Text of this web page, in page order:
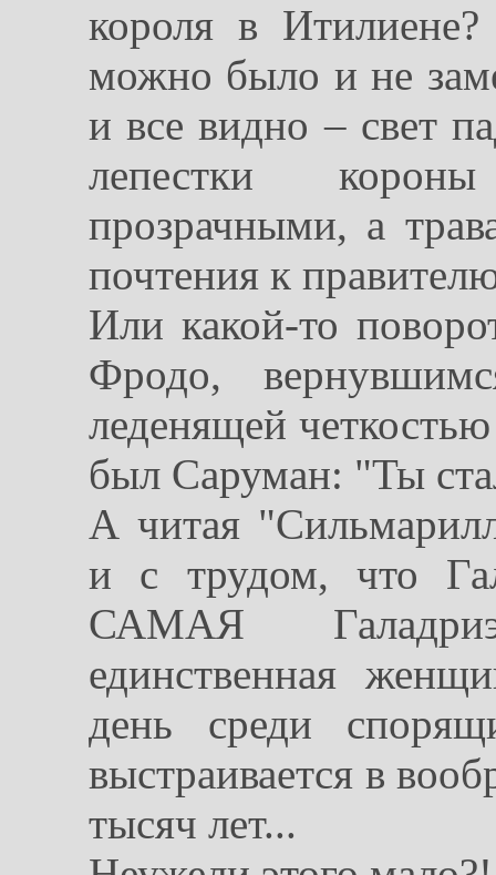
короля в
можно было и не
и все видно – свет
лепестки
прозрачными, а
почтения к
Или какой-то
Фродо,
леденящей
был Саруман: "Ты
А читая
и с трудом, что
САМАЯ
единственная
день среди
выстраивается в
тысяч лет...